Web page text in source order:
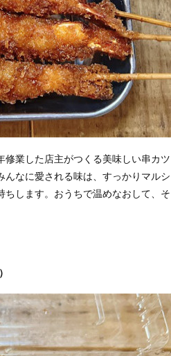
業した店主がつくる美味しい串カツ
なに愛される味は、すっかりマルシ
します。おうちで温めなおして、そ